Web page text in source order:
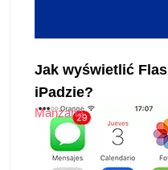
Jak wyświetlić
iPadzie?
Manzana